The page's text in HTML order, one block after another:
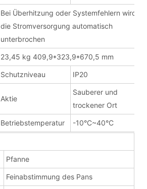
Bei Überhitzung oder Systemfehlern wird
die Stromversorgung automatisch
unterbrochen
23,45 kg 409,9*323,9*670,5 mm
Schutzniveau IP20
Aktie
Sauberer und
trockener Ort
Betriebstemperatur -10°C~40°C
Pfanne
Feinabstimmung des Pans